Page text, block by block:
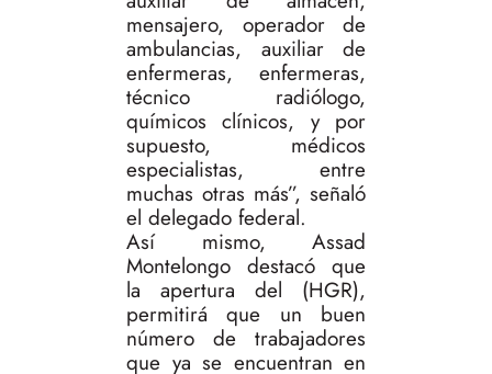
mensajero, operador de
ambulancias, auxiliar de
enfermeras, enfermeras,
técnico radiólogo,
químicos clínicos, y por
supuesto, médicos
especialistas, entre
muchas otras más”, señaló
el delegado federal.
Así mismo, Assad
Montelongo destacó que
la apertura del (HGR),
permitirá que un buen
número de trabajadores
que ya se encuentran en